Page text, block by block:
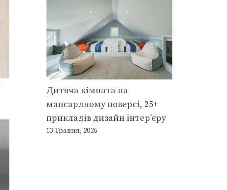
Дитяча кімната на
мансардному поверсі, 25+
прикладів дизайн інтер’єру
13 Травня, 2026